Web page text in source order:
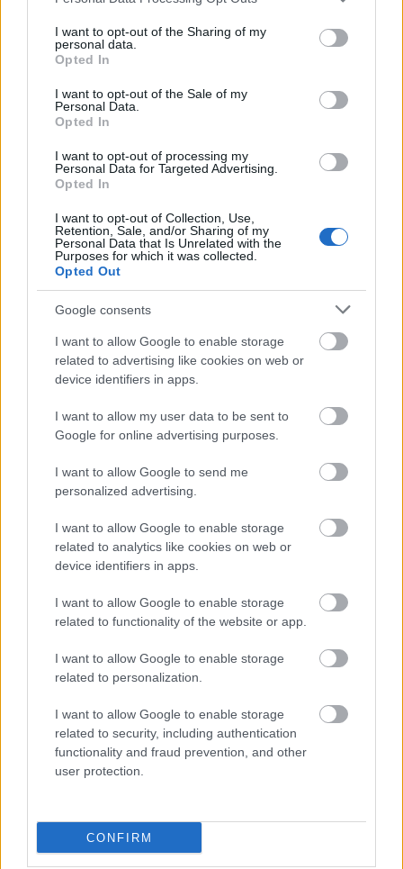
not limited to your visit or usage behaviour. You may click to
grant or deny consent to Google and its third-party tags to
use your data for below specified purposes in below Google
consent section.
I want to opt-out of the Sharing of my
personal data.
Opted In
I want to opt-out of the Sale of my
Personal Data.
Opted In
I want to opt-out of processing my
Personal Data for Targeted Advertising.
Opted In
I want to opt-out of Collection, Use,
Retention, Sale, and/or Sharing of my
Personal Data that Is Unrelated with the
Purposes for which it was collected.
Opted Out
Google consents
I want to allow Google to enable storage
related to advertising like cookies on web or
device identifiers in apps.
I want to allow my user data to be sent to
Google for online advertising purposes.
I want to allow Google to send me
personalized advertising.
I want to allow Google to enable storage
related to analytics like cookies on web or
device identifiers in apps.
I want to allow Google to enable storage
related to functionality of the website or app.
I want to allow Google to enable storage
related to personalization.
I want to allow Google to enable storage
related to security, including authentication
functionality and fraud prevention, and other
user protection.
CONFIRM
belvárosa
Helyi hírek
Harmonia Albensis: négy nyári koncerttel tölti meg
Székesfehérvár templomait
HÍRLEVÉL
E-mail cím
Feliratkozom a hírlevélre és elfogadom az
szabályzatot!